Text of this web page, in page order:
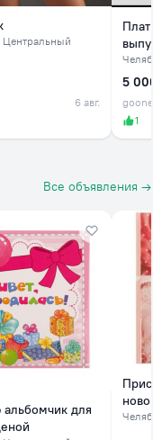
Центральный
6 авг.
5
1
Все объявления →
для